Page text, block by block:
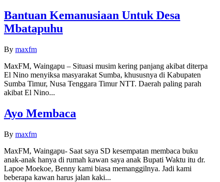
Bantuan Kemanusiaan Untuk Desa
Mbatapuhu
By maxfm
MaxFM, Waingapu – Situasi musim kering panjang akibat diterpa
El Nino menyiksa masyarakat Sumba, khususnya di Kabupaten
Sumba Timur, Nusa Tenggara Timur NTT. Daerah paling parah
akibat El Nino...
Ayo Membaca
By maxfm
MaxFM, Waingapu- Saat saya SD kesempatan membaca buku
anak-anak hanya di rumah kawan saya anak Bupati Waktu itu dr.
Lapoe Moekoe, Benny kami biasa memanggilnya. Jadi kami
beberapa kawan harus jalan kaki...